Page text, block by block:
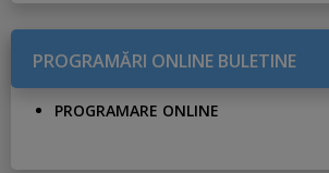
PROGRAMĂRI ONLINE BULETINE
PROGRAMARE ONLINE